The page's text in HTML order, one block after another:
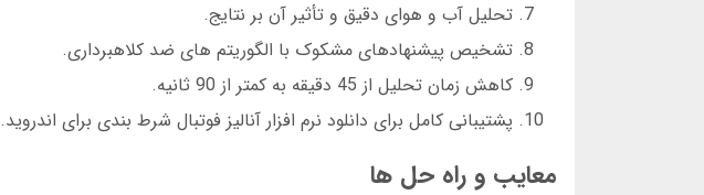
تحلیل آب و هوای دقیق و تأثیر آن بر نتایج.
تشخیص پیشنهادهای مشکوک با الگوریتم های ضد کلاهبرداری.
کاهش زمان تحلیل از 45 دقیقه به کمتر از 90 ثانیه.
پشتیبانی کامل برای دانلود نرم افزار آنالیز فوتبال شرط بندی برای اندروید.
معایب و راه حل ها